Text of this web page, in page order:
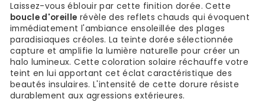
Laissez-vous éblouir par cette finition dorée. Cette
boucle d'oreille révèle des reflets chauds qui évoquent
immédiatement l'ambiance ensoleillée des plages
paradisiaques créoles. La teinte dorée sélectionnée
capture et amplifie la lumière naturelle pour créer un
halo lumineux. Cette coloration solaire réchauffe votre
teint en lui apportant cet éclat caractéristique des
beautés insulaires. L'intensité de cette dorure résiste
durablement aux agressions extérieures.